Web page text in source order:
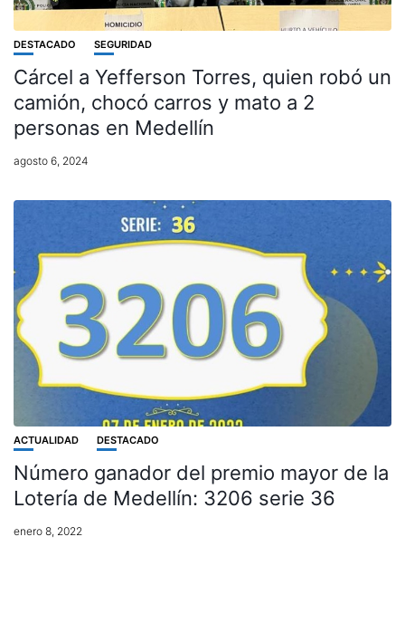
DESTACADO SEGURIDAD
Cárcel a Yefferson Torres, quien robó un
camión, chocó carros y mato a 2
personas en Medellín
agosto 6, 2024
ACTUALIDAD DESTACADO
Número ganador del premio mayor de la
Lotería de Medellín: 3206 serie 36
enero 8, 2022